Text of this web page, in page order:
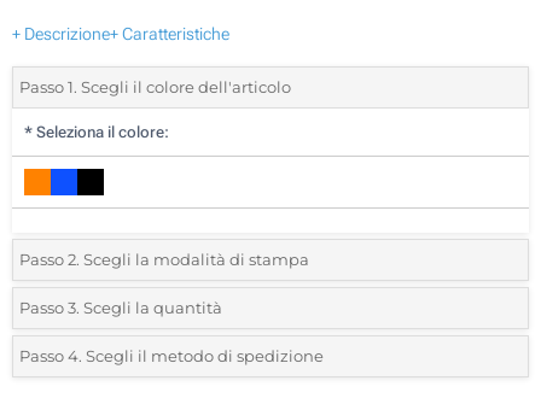
+ Descrizione+ Caratteristiche
Passo 1. Scegli il colore dell'articolo
* Seleziona il colore:
Passo 2. Scegli la modalità di stampa
*Seleziona la posizione di stampa e il colore del vostro logo:
1 Colore (Sul telo)
Passo 3. Scegli la quantità
*Quantità desiderata:
Passo 4. Scegli il metodo di spedizione